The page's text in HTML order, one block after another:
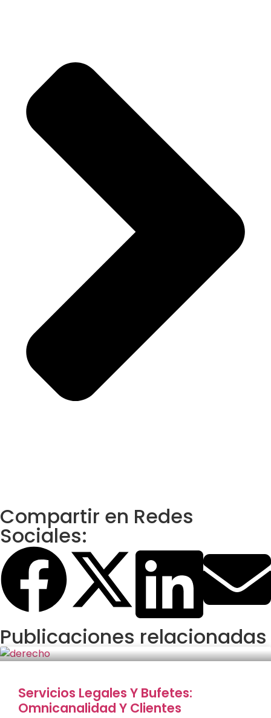
Compartir en Redes
Sociales:
Publicaciones relacionadas
Servicios Legales Y Bufetes:
Omnicanalidad Y Clientes